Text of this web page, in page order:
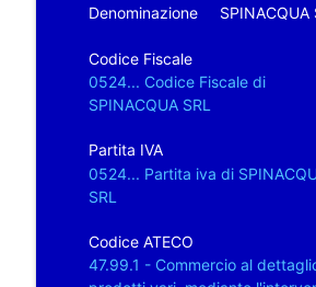
Denominazione SPINACQUA
Codice Fiscale
0524... Codice Fiscale di
SPINACQUA SRL
Partita IVA
0524... Partita iva di
SRL
Codice ATECO
47.99.1 - Commercio al